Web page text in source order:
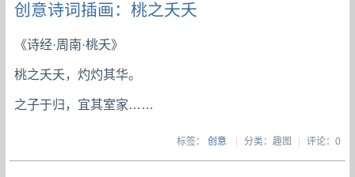
创意诗词插画：桃之夭夭
《诗经·周南·桃夭》
桃之夭夭，灼灼其华。
之子于归，宜其室家……
标签： 创意 分类：趣图 评论：0